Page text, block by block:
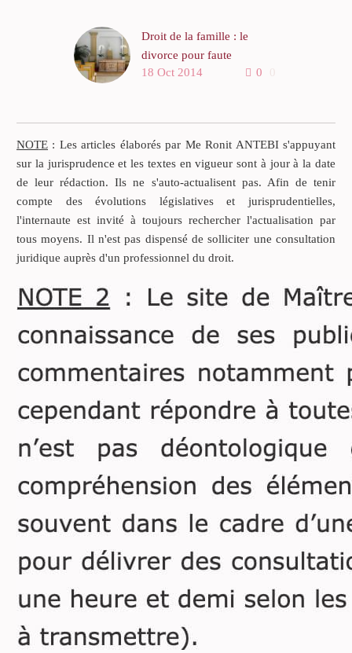
Droit de la famille : le
divorce pour faute
conflictuelles.
Le recours au divorce pour
faute a tendance à
régresser, comparé au
divorce pour acceptation du
principe de la rupture du
mariage et du divorce pour
conjugal.
faute conserve une utilité
notamment dans les cas de
0 0
18 Oct 2014
NOTE : Les articles élaborés par Me Ronit ANTEBI s'appuyant
sur la jurisprudence et les textes en vigueur sont à jour à la date
de leur rédaction. Ils ne s'auto-actualisent pas. Afin de tenir
compte des évolutions législatives et jurisprudentielles,
l'internaute est invité à toujours rechercher l'actualisation par
tous moyens. Il n'est pas dispensé de solliciter une consultation
juridique auprès d'un professionnel du droit.